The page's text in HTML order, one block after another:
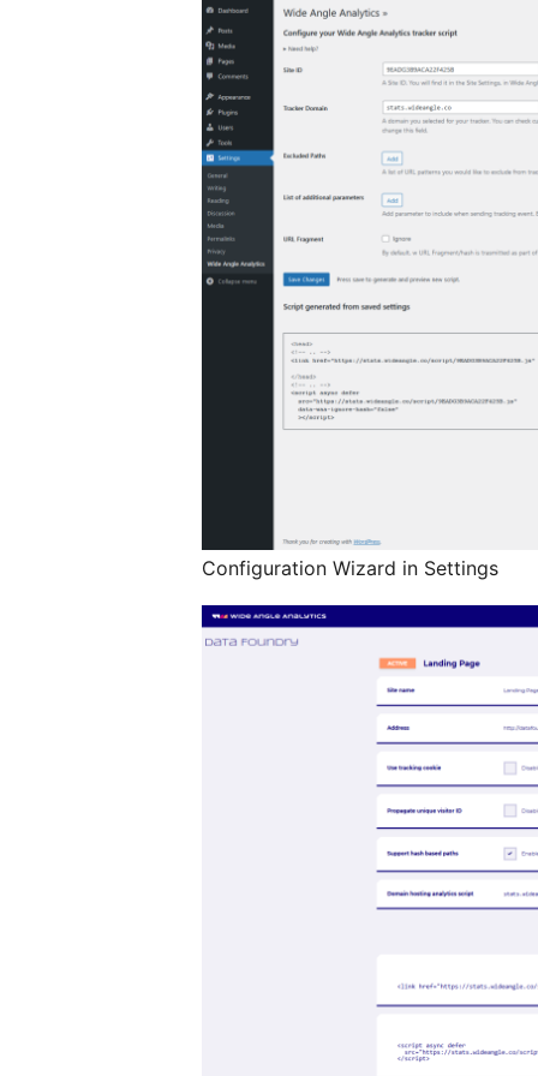
Configuration Wizard in Settings